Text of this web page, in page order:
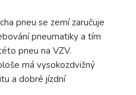
pneu se zemí zaručuje
pneumatiky a tím
pneu na VZV.
má vysokozdvižný
a dobré jízdní